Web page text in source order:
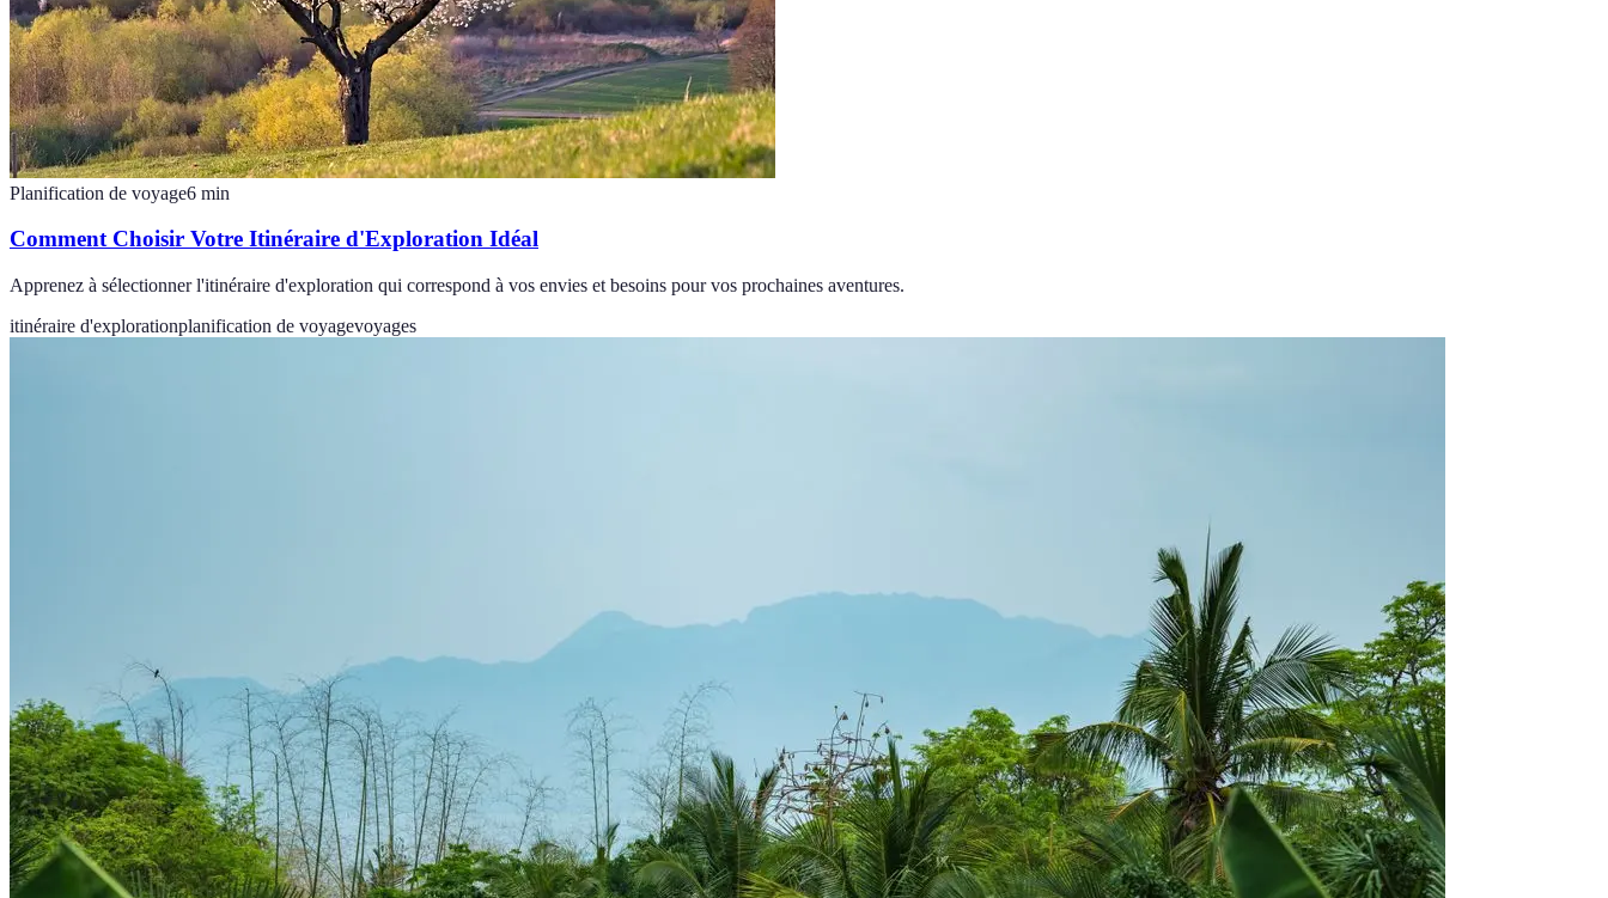
Planification de voyage6 min
Comment Choisir Votre Itinéraire d'Exploration Idéal
Apprenez à sélectionner l'itinéraire d'exploration qui correspond à vos envies et besoins pour vos prochaines aventures.
itinéraire d'explorationplanification de voyagevoyages